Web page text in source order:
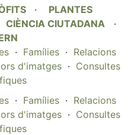
· PLANTES
CIÈNCIA CIUTADANA ·
· Famílies · Relacions
d'imatges · Consultes
· Famílies · Relacions
d'imatges · Consultes